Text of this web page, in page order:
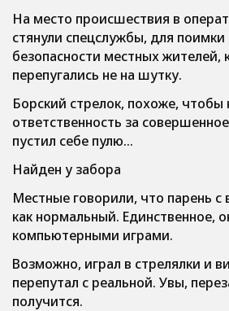
На место происшествия в
стянули спецслужбы, для поимки
безопасности местных жителей,
перепугались не на шутку.
Борский стрелок, похоже, чтобы
ответственность за
пустил себе пулю…
Найден у забора
Местные говорили, что парень
как нормальный. Единственное,
компьютерными играми.
Возможно, играл в стрелялки и
перепутал с реальной. Увы,
получится.